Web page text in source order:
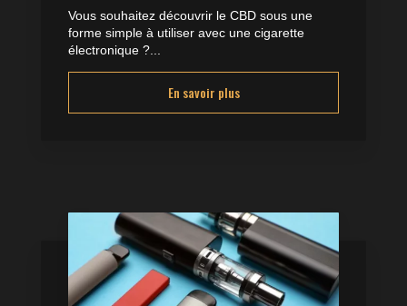
Vous souhaitez découvrir le CBD sous une
forme simple à utiliser avec une cigarette
électronique ?...
En savoir plus